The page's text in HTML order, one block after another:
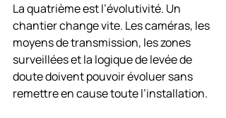
La quatrième est l’évolutivité. Un
chantier change vite. Les caméras, les
moyens de transmission, les zones
surveillées et la logique de levée de
doute doivent pouvoir évoluer sans
remettre en cause toute l’installation.